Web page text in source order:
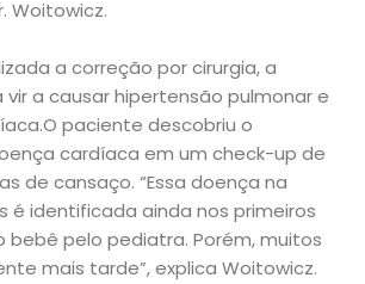
Woitowicz.
a correção por cirurgia, a
a causar hipertensão pulmonar e
paciente descobriu o
cardíaca em um check-up de
de cansaço. “Essa doença na
é identificada ainda nos primeiros
bebê pelo pediatra. Porém, muitos
mais tarde”, explica Woitowicz.